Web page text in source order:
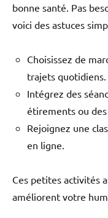
bonne santé. Pas
voici des astuces
Choisissez de
trajets quotidiens.
Intégrez des
étirements ou
Rejoignez une
en ligne.
Ces petites activités
améliorent votre